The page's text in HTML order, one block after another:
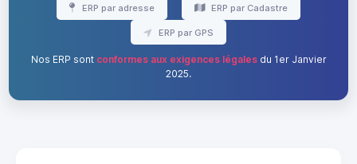
ERP par adresse ERP par Cadastre
ERP par GPS
Nos ERP sont conformes aux exigences légalesdu 1er Janvier
2025.